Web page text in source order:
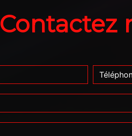
Contactez